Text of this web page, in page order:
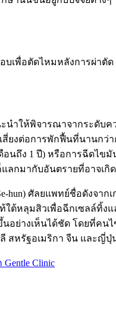
พื่อตัดไหมหลังการผ่าตั
ำให้พิจารณาจากระดับ
ยงต่อการพักฟื้นที่นานก
อนถึง 1 ปี) หรือการฉีดไ
กมากับอันตรายที่อาจเ
hun) ศัลยแพทย์ชื่อดังจ
ท้ใต้หลุมสิวเพื่อฉีกเซลล์
อย่างเห็นได้ชัด โดยที่ค
สหรัฐอเมริกา จีน และญี่ปุ่
Clinic